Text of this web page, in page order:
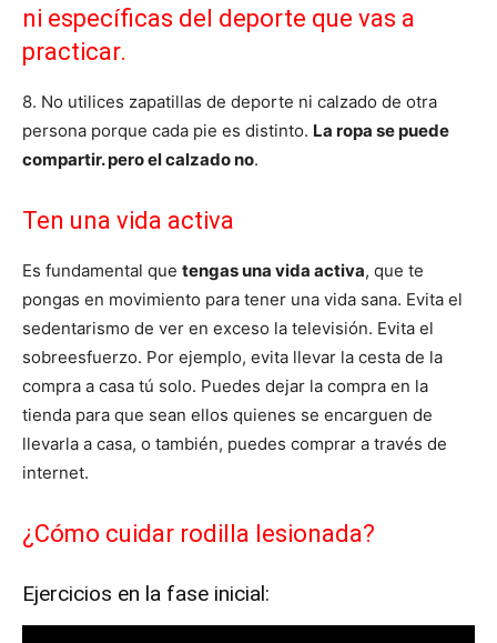
ni específicas del deporte que vas a
practicar.
8. No utilices zapatillas de deporte ni calzado de otra
persona porque cada pie es distinto. La ropa se puede
compartir. pero el calzado no.
Ten una vida activa
Es fundamental que tengas una vida activa, que te
pongas en movimiento para tener una vida sana. Evita el
sedentarismo de ver en exceso la televisión. Evita el
sobreesfuerzo. Por ejemplo, evita llevar la cesta de la
compra a casa tú solo. Puedes dejar la compra en la
tienda para que sean ellos quienes se encarguen de
llevarla a casa, o también, puedes comprar a través de
internet.
¿Cómo cuidar rodilla lesionada?
Ejercicios en la fase inicial: